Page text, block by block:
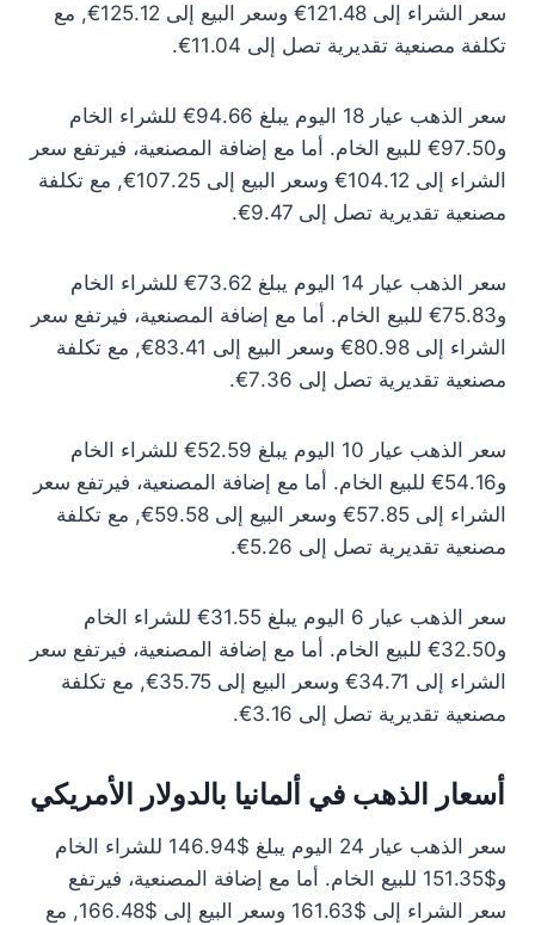
سعر الشراء إلى 121.48€ وسعر البيع إلى 125.12€, مع
تكلفة مصنعية تقديرية تصل إلى 11.04€.
سعر الذهب عيار 18 اليوم يبلغ 94.66€ للشراء الخام
و97.50€ للبيع الخام. أما مع إضافة المصنعية، فيرتفع سعر
الشراء إلى 104.12€ وسعر البيع إلى 107.25€, مع تكلفة
مصنعية تقديرية تصل إلى 9.47€.
سعر الذهب عيار 14 اليوم يبلغ 73.62€ للشراء الخام
و75.83€ للبيع الخام. أما مع إضافة المصنعية، فيرتفع سعر
الشراء إلى 80.98€ وسعر البيع إلى 83.41€, مع تكلفة
مصنعية تقديرية تصل إلى 7.36€.
سعر الذهب عيار 10 اليوم يبلغ 52.59€ للشراء الخام
و54.16€ للبيع الخام. أما مع إضافة المصنعية، فيرتفع سعر
الشراء إلى 57.85€ وسعر البيع إلى 59.58€, مع تكلفة
مصنعية تقديرية تصل إلى 5.26€.
سعر الذهب عيار 6 اليوم يبلغ 31.55€ للشراء الخام
و32.50€ للبيع الخام. أما مع إضافة المصنعية، فيرتفع سعر
الشراء إلى 34.71€ وسعر البيع إلى 35.75€, مع تكلفة
مصنعية تقديرية تصل إلى 3.16€.
أسعار الذهب في ألمانيا بالدولار الأمريكي
سعر الذهب عيار 24 اليوم يبلغ $146.94 للشراء الخام
و$151.35 للبيع الخام. أما مع إضافة المصنعية، فيرتفع
سعر الشراء إلى $161.63 وسعر البيع إلى $166.48, مع